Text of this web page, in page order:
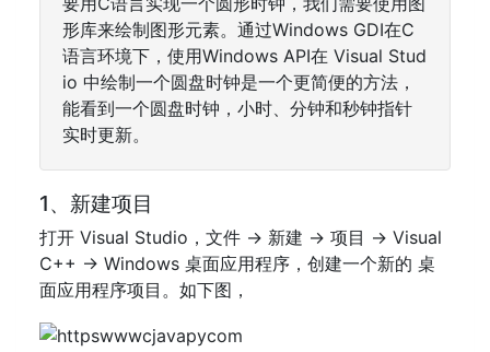
形库来绘制图形元素。通过Windows GDI在C
语言环境下，使用Windows API在 Visual Stud
io 中绘制一个圆盘时钟是一个更简便的方法，
能看到一个圆盘时钟，小时、分钟和秒钟指针
实时更新。
1、新建项目
打开 Visual Studio，文件 -> 新建 -> 项目 -> Visual
C++ -> Windows 桌面应用程序，创建一个新的 桌
面应用程序项目。如下图，